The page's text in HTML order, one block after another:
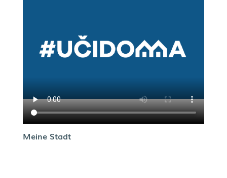
Meine Stadt